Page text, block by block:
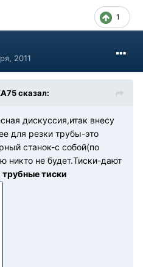
1
2011
сказал:
дискуссия,итак внесу
для резки трубы-это
станок-с собой(по
никто не будет.Тиски-дают
трубные тиски